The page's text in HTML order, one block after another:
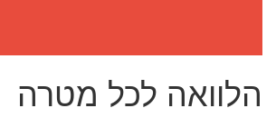
הלוואה לכל מטרה